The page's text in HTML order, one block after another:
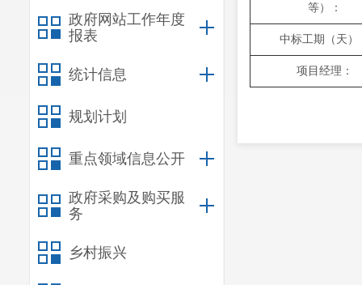
政府网站工作年度
报表
统计信息
规划计划
重点领域信息公开
政府采购及购买服
务
乡村振兴
等）：
中标工期（天）
项目经理：